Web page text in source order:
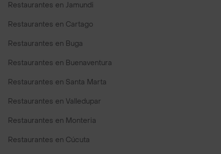
Restaurantes en Jamundi
Restaurantes en Cartago
Restaurantes en Buga
Restaurantes en Buenaventura
Restaurantes en Santa Marta
Restaurantes en Valledupar
Restaurantes en Monteria
Restaurantes en Cúcuta